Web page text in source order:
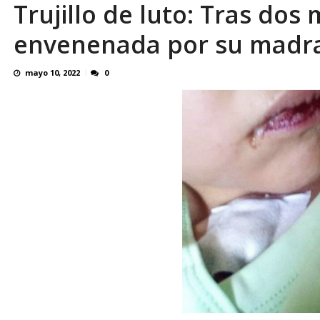
En 8 meses «876 horas de apagones»
Trujillo de luto: Tras dos
envenenada por su
mayo 10, 2022 0